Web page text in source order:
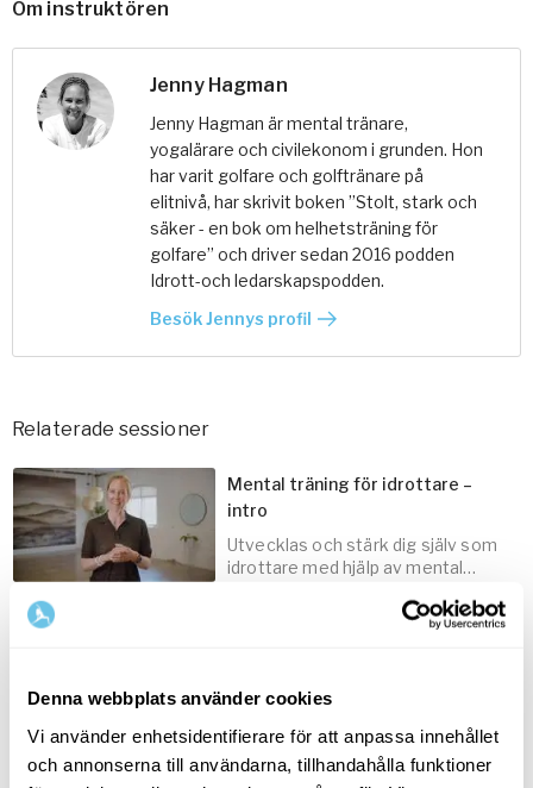
Denna webbplats använder cookies
Vi använder enhetsidentifierare för att anpassa innehållet
och annonserna till användarna, tillhandahålla funktioner
Om instruktören
Jenny Hagman
Jenny Hagman är mental tränare,
yogalärare och civilekonom i grunden. Hon
har varit golfare och golftränare på
elitnivå, har skrivit boken ”Stolt, stark och
säker - en bok om helhetsträning för
golfare” och driver sedan 2016 podden
Idrott-och ledarskapspodden.
Besök Jennys profil
Relaterade sessioner
Mental träning för idrottare –
intro
Utvecklas och stärk dig själv som
idrottare med hjälp av mental
Mental träning – fokus på nuet
(A)-modellen.
Djupandning för idrottare